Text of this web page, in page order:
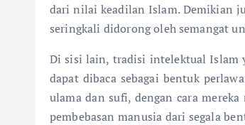
dari nilai keadilan Islam. Demikian
seringkali didorong oleh semangat
Di sisi lain, tradisi intelektual Islam
dapat dibaca sebagai bentuk
ulama dan sufi, dengan cara
pembebasan manusia dari segala